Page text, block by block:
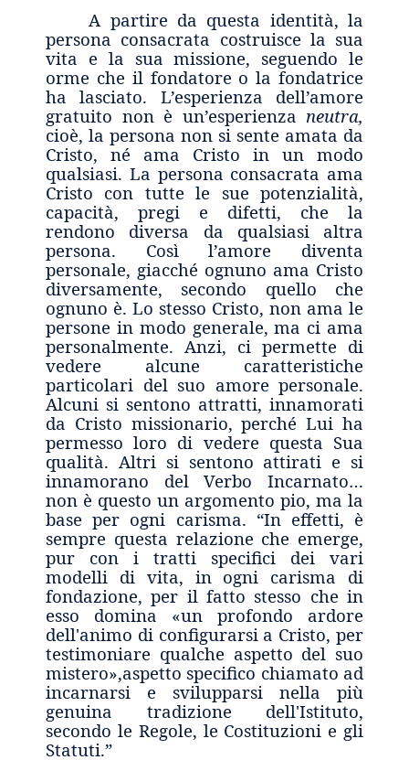
A partire da questa identità, la
persona consacrata costruisce la sua
vita e la sua missione, seguendo le
orme che il fondatore o la fondatrice
ha lasciato. L’esperienza dell’amore
gratuito non è un’esperienza neutra,
cioè, la persona non si sente amata da
Cristo, né ama Cristo in un modo
qualsiasi. La persona consacrata ama
Cristo con tutte le sue potenzialità,
capacità, pregi e difetti, che la
rendono diversa da qualsiasi altra
persona. Così l’amore diventa
personale, giacché ognuno ama Cristo
diversamente, secondo quello che
ognuno è. Lo stesso Cristo, non ama le
persone in modo generale, ma ci ama
personalmente. Anzi, ci permette di
vedere alcune caratteristiche
particolari del suo amore personale.
Alcuni si sentono attratti, innamorati
da Cristo missionario, perché Lui ha
permesso loro di vedere questa Sua
qualità. Altri si sentono attirati e si
innamorano del Verbo Incarnato…
non è questo un argomento pio, ma la
base per ogni carisma. “In effetti, è
sempre questa relazione che emerge,
pur con i tratti specifici dei vari
modelli di vita, in ogni carisma di
fondazione, per il fatto stesso che in
esso domina «un profondo ardore
dell'animo di configurarsi a Cristo, per
testimoniare qualche aspetto del suo
mistero»,aspetto specifico chiamato ad
incarnarsi e svilupparsi nella più
genuina tradizione dell'Istituto,
secondo le Regole, le Costituzioni e gli
Statuti.”